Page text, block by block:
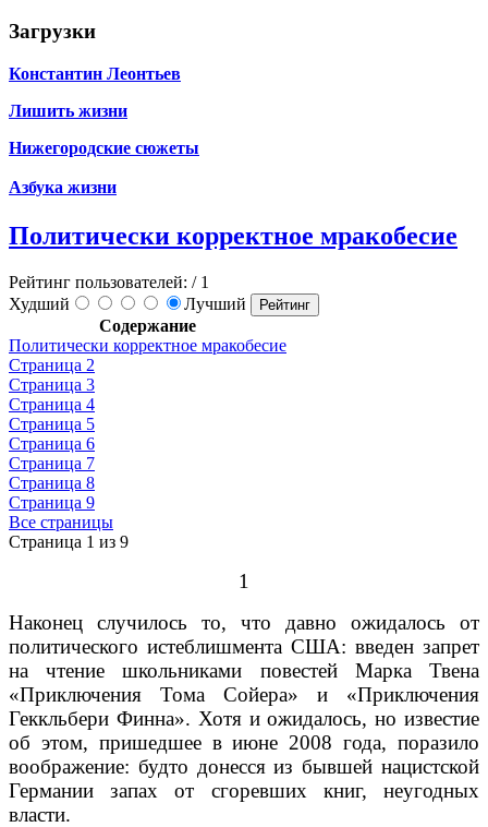
Загрузки
Константин Леонтьев
Лишить жизни
Нижегородские сюжеты
Азбука жизни
Политически корректное мракобесие
Рейтинг пользователей: / 1
Худший
Лучший
Содержание
Политически корректное мракобесие
Страница 2
Страница 3
Страница 4
Страница 5
Страница 6
Страница 7
Страница 8
Страница 9
Все страницы
Страница 1 из 9
1
Наконец случилось то, что давно ожидалось от
политического истеблишмента США: введен запрет
на чтение школьниками повестей Марка Твена
«Приключения Тома Сойера» и «Приключения
Геккльбери Финна». Хотя и ожидалось, но известие
об этом, пришедшее в июне 2008 года, поразило
воображение: будто донесся из бывшей нацистской
Германии запах от сгоревших книг, неугодных
власти.